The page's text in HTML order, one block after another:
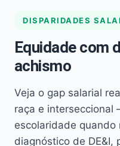
DISPARIDADES
Equidade com
achismo
Veja o gap salarial
raça e
escolaridade quando
diagnóstico de DE&I,